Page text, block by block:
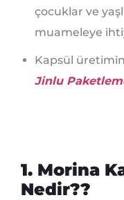
çocuklar ve
muameleye
Kapsül
Jinlu
1. Morina
Nedir??